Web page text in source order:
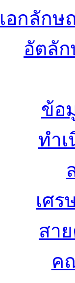
เอกลัก
อัตลั
ข้อ
ทำ
เศร
สา
ค